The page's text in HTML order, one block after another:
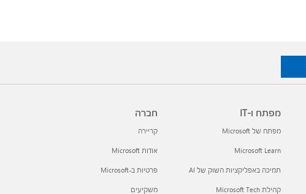
מפתח ו-IT
מפתח של Microsoft
Microsoft Learn
תמיכה באפליקציות השוק של AI
קהילת Microsoft Tech
חברה
קריירה
אודות Microsoft
פרטיות ב-Microsoft
משקיעים